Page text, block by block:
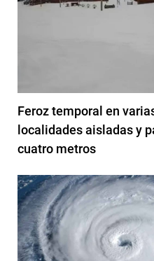
Feroz temporal en
localidades aisladas y
cuatro metros